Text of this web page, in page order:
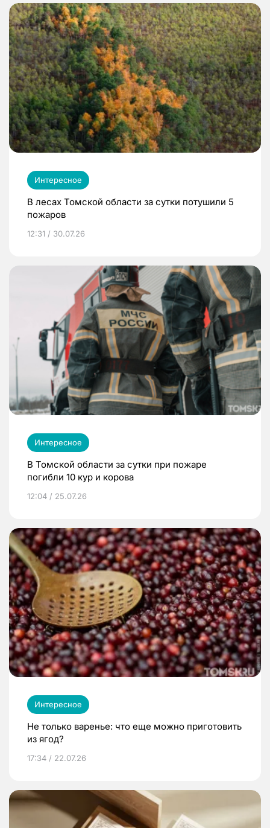
Интересное
В лесах Томской области за сутки потушили 5
пожаров
12:31 / 30.07.26
Интересное
В Томской области за сутки при пожаре
погибли 10 кур и корова
12:04 / 25.07.26
Интересное
Не только варенье: что еще можно приготовить
из ягод?
17:34 / 22.07.26